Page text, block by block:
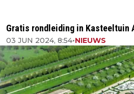
Gratis rondleiding in Kasteeltuin
03 JUN 2024, 8:54•NIEUWS